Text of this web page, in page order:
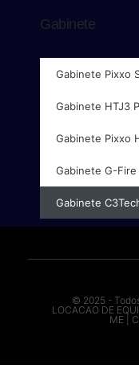
Gabinete
Gabinete Pixxo
Gabinete HTJ3
Gabinete Pixxo
Gabinete G-Fire
Gabinete
© 2025 -
LOCACAO DE
ME |